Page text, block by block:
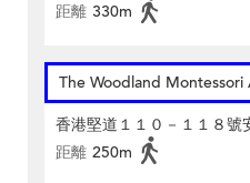
距離 330m
The Woodland Montessori
香港堅道１１０－１１８號
距離 250m